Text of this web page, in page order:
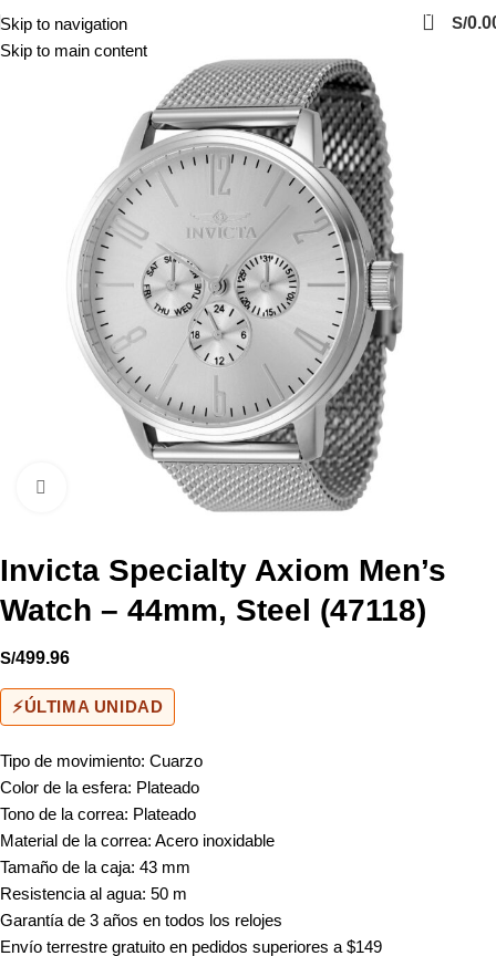
Skip to navigation
Skip to main content
0
S/
Click to enlarge
Invicta Specialty Axiom Men’s
Watch – 44mm, Steel (47118)
S/499.96
⚡ÚLTIMA UNIDAD
Tipo de movimiento: Cuarzo
Color de la esfera: Plateado
Tono de la correa: Plateado
Material de la correa: Acero inoxidable
Tamaño de la caja: 43 mm
Resistencia al agua: 50 m
Garantía de 3 años en todos los relojes
Envío terrestre gratuito en pedidos superiores a $149